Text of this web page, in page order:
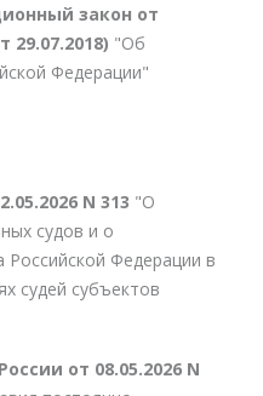
закон от
29.07.2018) "Об
Федерации"
N 313 "О
судов и о
Российской Федерации в
судей субъектов
от 08.05.2026 N